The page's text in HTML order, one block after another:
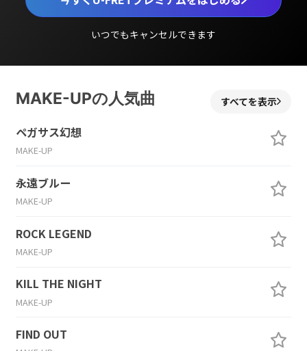
いつでもキャンセルできます
MAKE-UPの人気曲 すべてを表示
ペガサス幻想
MAKE-UP
永遠ブルー
MAKE-UP
ROCK LEGEND
MAKE-UP
KILL THE NIGHT
MAKE-UP
FIND OUT